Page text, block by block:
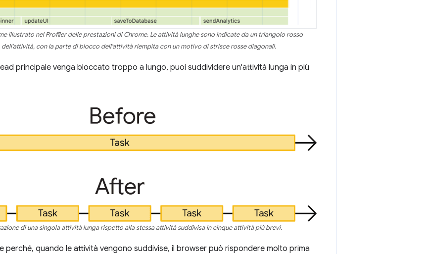
illustrato nel Profiler delle prestazioni di Chrome. Le attività lunghe sono indicate da un triangolo rosso
dell'attività, con la parte di blocco dell'attività riempita con un motivo di strisce rosse diagonali.
principale venga bloccato troppo a lungo, puoi suddividere un'attività lunga in più
di una singola attività lunga rispetto alla stessa attività suddivisa in cinque attività più brevi.
perché, quando le attività vengono suddivise, il browser può rispondere molto prima